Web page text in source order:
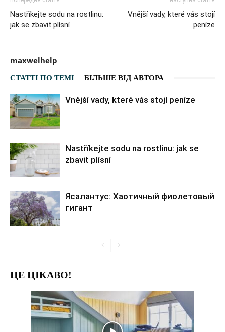
Nastříkejte sodu na rostlinu:
jak se zbavit plísní
Vnější vady, které vás stojí
peníze
maxwelhelp
СТАТТІ ПО ТЕМІ БІЛЬШЕ ВІД АВТОРА
Vnější vady, které vás stojí peníze
Nastříkejte sodu na rostlinu: jak se
zbavit plísní
Ясалантус: Хаотичный фиолетовый
гигант
ЦЕ ЦІКАВО!